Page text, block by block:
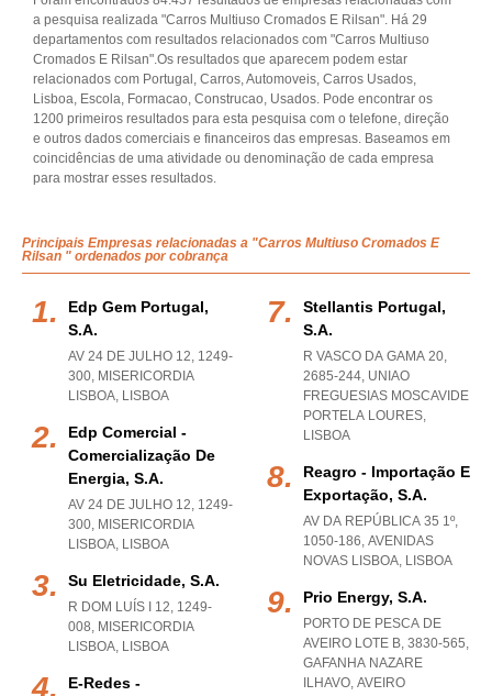
a pesquisa realizada "Carros Multiuso Cromados E Rilsan". Há 29
departamentos com resultados relacionados com "Carros Multiuso
Cromados E Rilsan".Os resultados que aparecem podem estar
relacionados com Portugal, Carros, Automoveis, Carros Usados,
Lisboa, Escola, Formacao, Construcao, Usados. Pode encontrar os
1200 primeiros resultados para esta pesquisa com o telefone, direção
e outros dados comerciais e financeiros das empresas. Baseamos em
coincidências de uma atividade ou denominação de cada empresa
para mostrar esses resultados.
Principais Empresas relacionadas a "Carros Multiuso Cromados E
Rilsan " ordenados por cobrança
Edp Gem Portugal,
S.a.
AV 24 DE JULHO 12, 1249-
300, MISERICORDIA
LISBOA, LISBOA
Edp Comercial -
Comercialização De
Energia, S.a.
AV 24 DE JULHO 12, 1249-
300, MISERICORDIA
LISBOA, LISBOA
Su Eletricidade, S.a.
R DOM LUÍS I 12, 1249-
008, MISERICORDIA
LISBOA, LISBOA
E-Redes -
Stellantis Portugal,
S.a.
R VASCO DA GAMA 20,
2685-244, UNIAO
FREGUESIAS MOSCAVIDE
PORTELA LOURES,
LISBOA
Reagro - Importação E
Exportação, S.a.
AV DA REPÚBLICA 35 1º,
1050-186, AVENIDAS
NOVAS LISBOA, LISBOA
Prio Energy, S.a.
PORTO DE PESCA DE
AVEIRO LOTE B, 3830-565,
GAFANHA NAZARE
ILHAVO, AVEIRO